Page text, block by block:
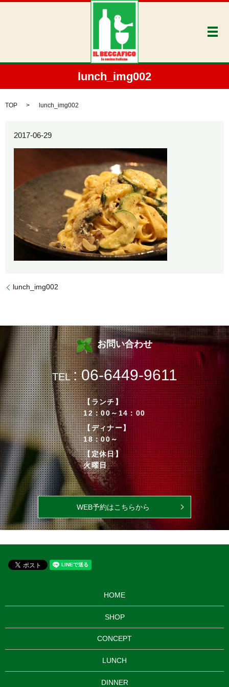
メ
lunch_img002
TOP lunch_img002
2017-06-29
lunch_img002
お問い合わせ
TEL: 06-6449-9611
【ランチ】
12：00～14：00
【ディナー】
18：00～
【定休日】
火曜日
WEB予約はこちらから
HOME
SHOP
CONCEPT
LUNCH
DINNER